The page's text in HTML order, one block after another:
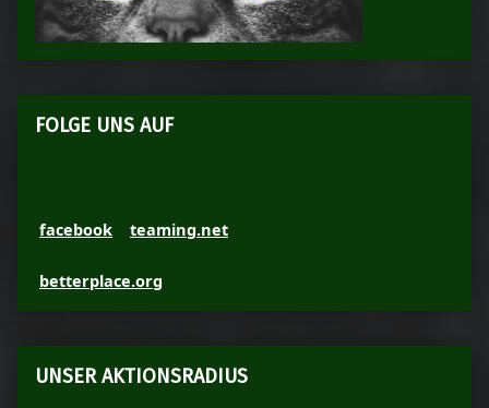
FOLGE UNS AUF
facebook teaming.net
betterplace.org
UNSER AKTIONSRADIUS